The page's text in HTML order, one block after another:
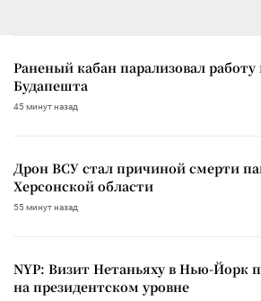
Раненый кабан парализовал
Будапешта
45 минут назад
Дрон ВСУ стал причиной смерти
Херсонской области
55 минут назад
NYP: Визит Нетаньяху в Нью-Йорк
на президентском уровне